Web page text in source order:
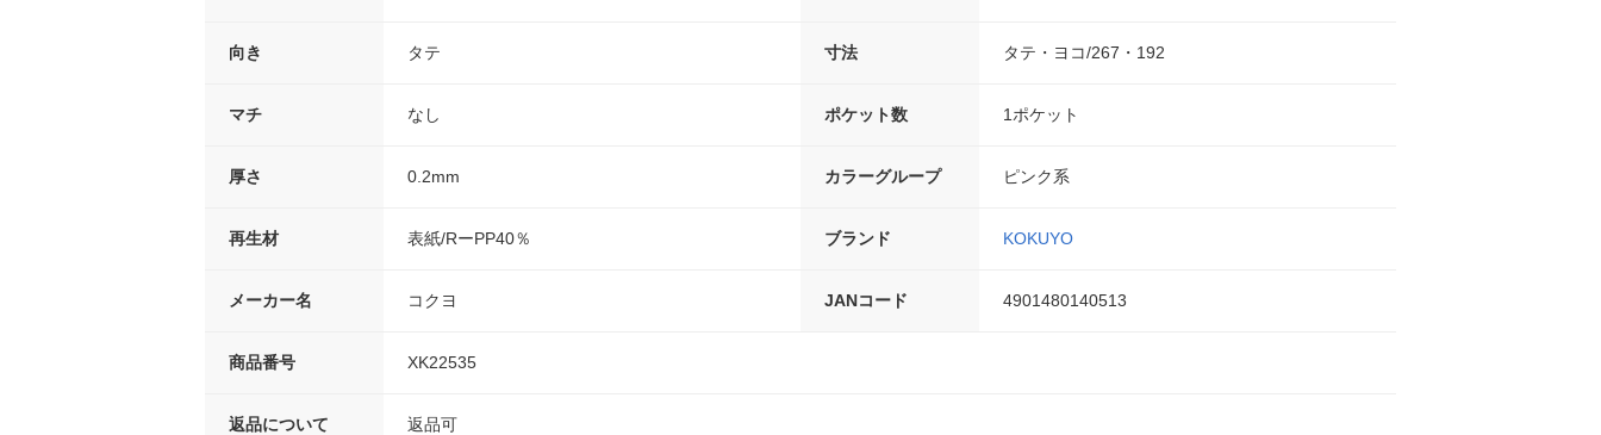
向き タテ 寸法 タテ・ヨコ/267・192
マチ なし ポケット数 1ポケット
厚さ 0.2mm カラーグループ ピンク系
再生材 表紙/RーPP40％ ブランド KOKUYO
メーカー名 コクヨ JANコード 4901480140513
商品番号 XK22535
返品について
返品可